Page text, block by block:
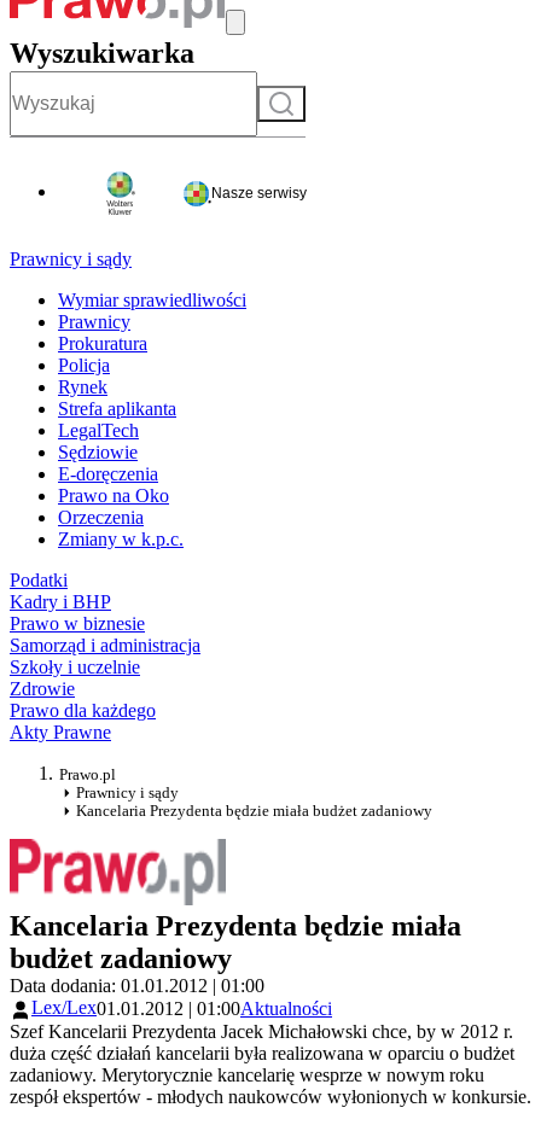
Wyszukiwarka
Szukaj
Nasze serwisy
Prawnicy i sądy
Wymiar sprawiedliwości
Prawnicy
Prokuratura
Policja
Rynek
Strefa aplikanta
LegalTech
Sędziowie
E-doręczenia
Prawo na Oko
Orzeczenia
Zmiany w k.p.c.
Podatki
Kadry i BHP
Prawo w biznesie
Samorząd i administracja
Szkoły i uczelnie
Zdrowie
Prawo dla każdego
Akty Prawne
Prawo.pl
Prawnicy i sądy
Kancelaria Prezydenta będzie miała budżet zadaniowy
Kancelaria Prezydenta będzie miała
budżet zadaniowy
Data dodania: 01.01.2012 | 01:00
Lex/Lex01.01.2012 | 01:00Aktualności
Szef Kancelarii Prezydenta Jacek Michałowski chce, by w 2012 r.
duża część działań kancelarii była realizowana w oparciu o budżet
zadaniowy. Merytorycznie kancelarię wesprze w nowym roku
zespół ekspertów - młodych naukowców wyłonionych w konkursie.